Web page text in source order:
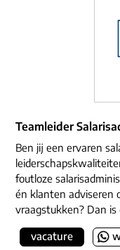
e-mail/
Teamleider
Ben jij een ervaren
foutloze
én klanten adviseren
vraagstukken? Dan is
vacature